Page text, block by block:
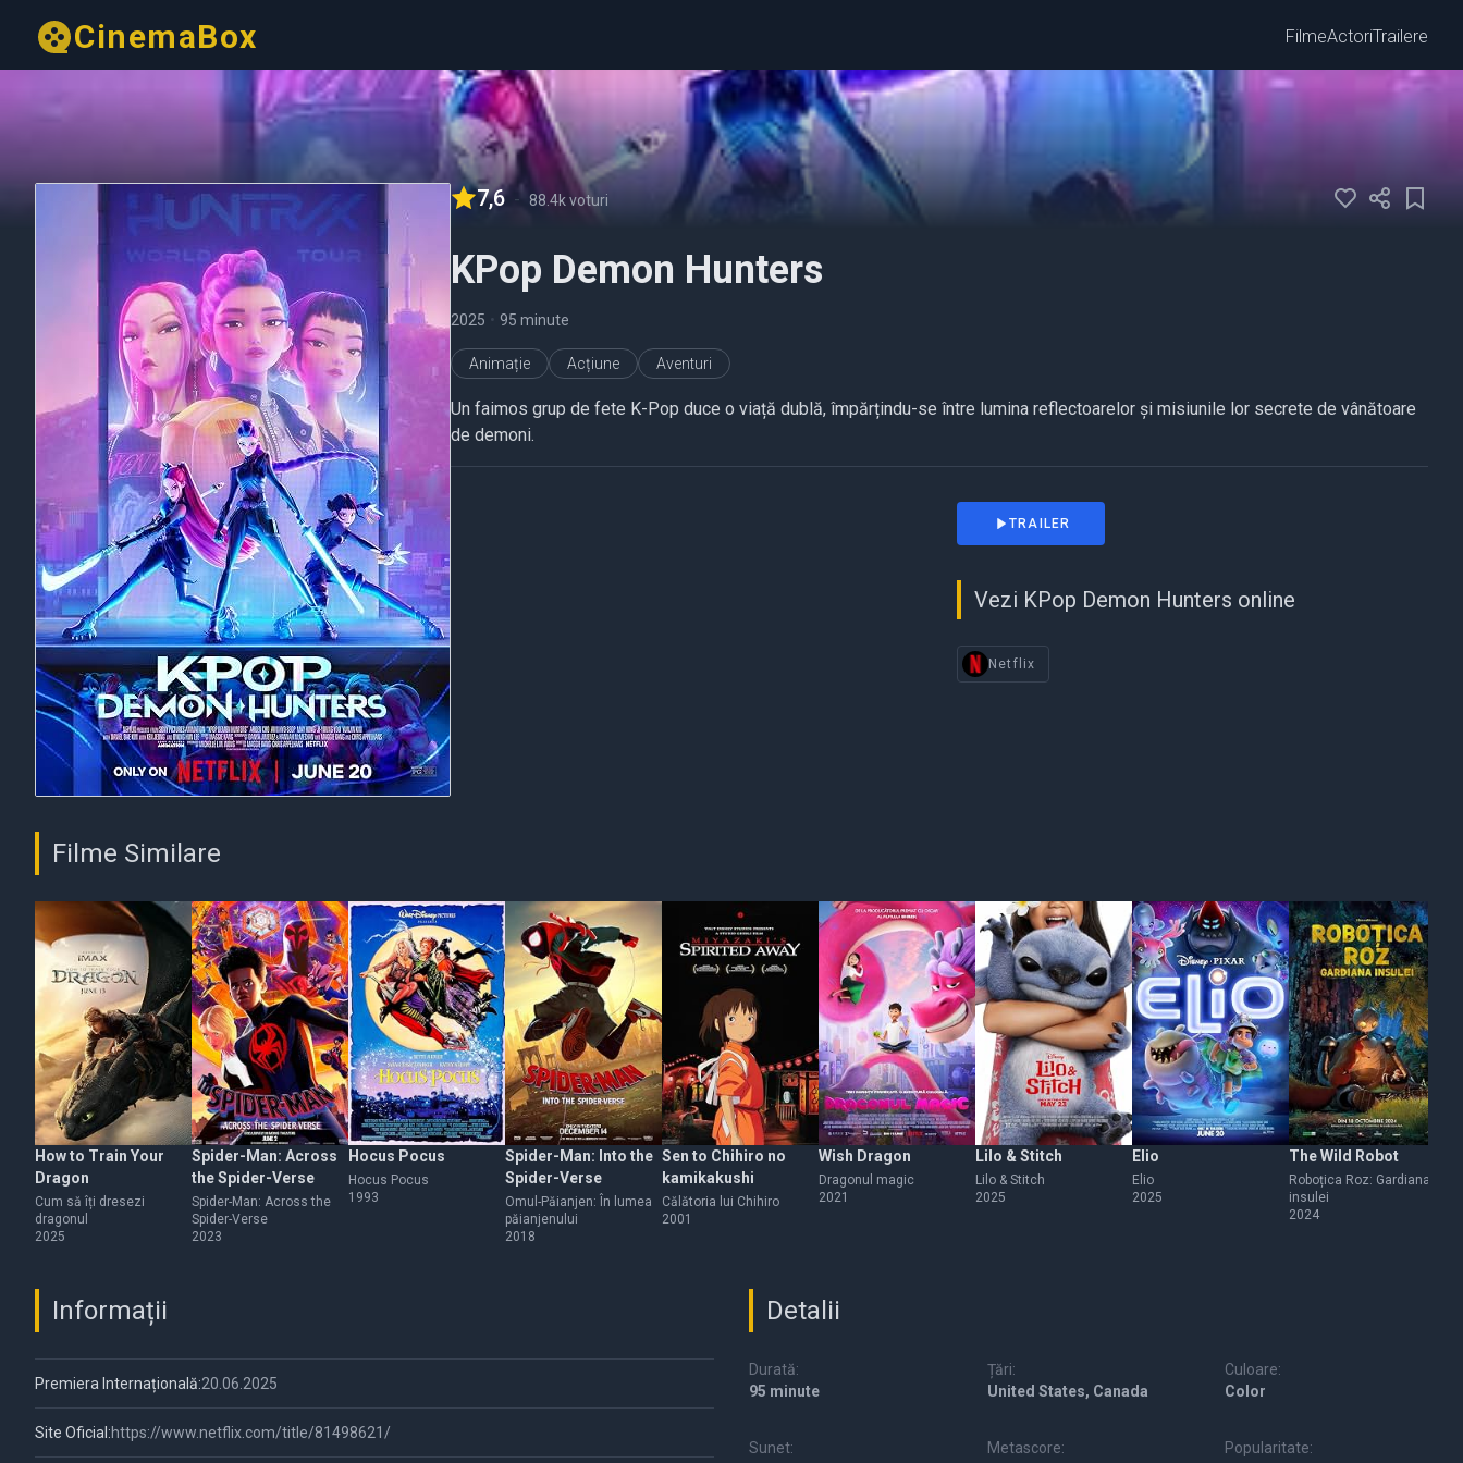
CinemaBox FilmeActoriTrailere
7,6 - 88.4k voturi
KPop Demon Hunters
2025 • 95 minute
Animație Acțiune Aventuri
Un faimos grup de fete K-Pop duce o viață dublă, împărțindu-se între lumina reflectoarelor și misiunile lor secrete de vânătoare
de demoni.
TRAILER
Vezi KPop Demon Hunters online
Netflix
Filme Similare
How to Train Your
Dragon
Cum să îți dresezi
dragonul
2025
Spider-Man: Across
the Spider-Verse
Spider-Man: Across the
Spider-Verse
2023
Hocus Pocus
Hocus Pocus
1993
Spider-Man: Into the
Spider-Verse
Omul-Păianjen: În lumea
păianjenului
2018
Sen to Chihiro no
kamikakushi
Călătoria lui Chihiro
2001
Wish Dragon
Dragonul magic
2021
Lilo & Stitch
Lilo & Stitch
2025
Elio
Elio
2025
The Wild Robot
Roboțica Roz: Gardiana
insulei
2024
Informații
Premiera Internațională:20.06.2025
Site Oficial:https://www.netflix.com/title/81498621/
Detalii
Durată:
95 minute
Țări:
United States, Canada
Culoare:
Color
Sunet:
Metascore:
Popularitate: